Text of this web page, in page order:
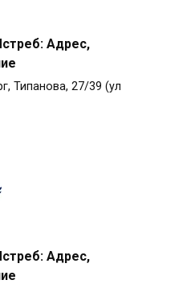
Адрес,
Типанова, 27/39 (ул
Адрес,